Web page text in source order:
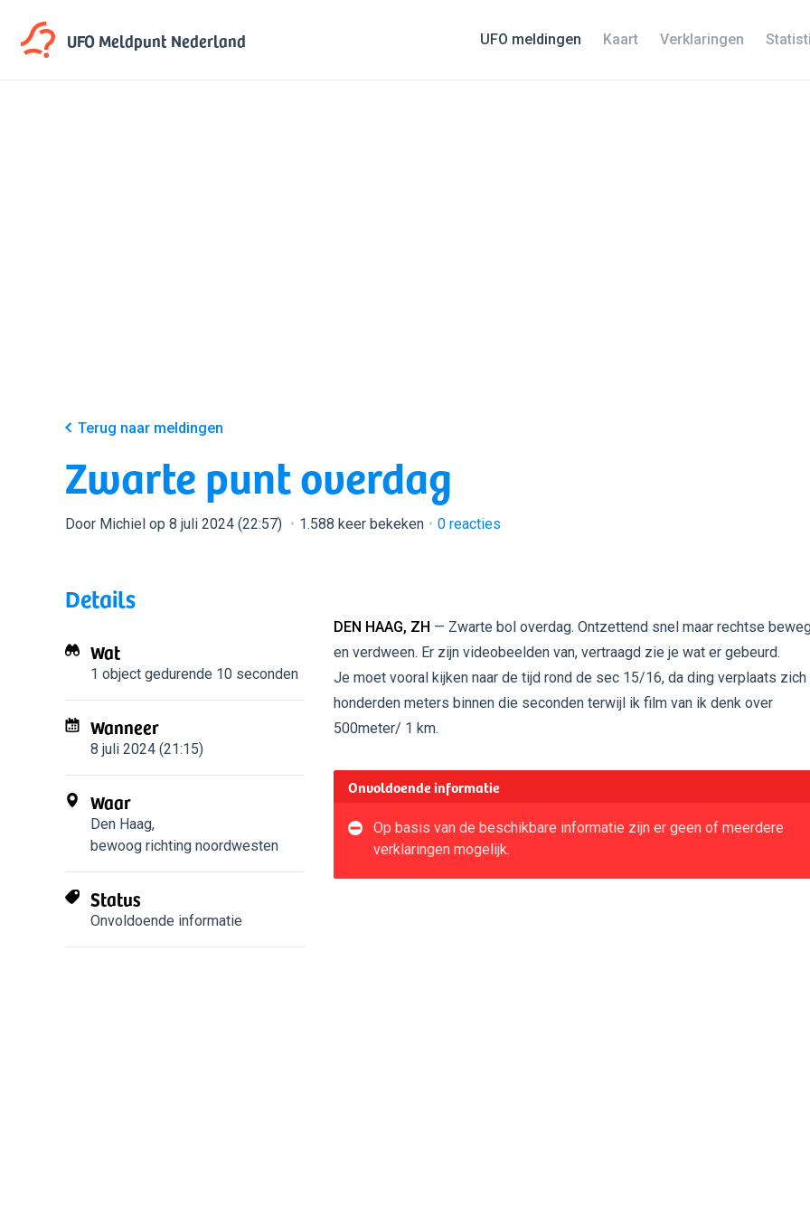
UFO MeldpuntNederland UFO meldingen Kaart Verklaringen
Terug naar meldingen
Zwarte punt overdag
Door Michiel op 8 juli 2024 (22:57) 1.588 keer bekeken 0 reacties
Details
Wat
1 object gedurende 10 seconden
Wanneer
8 juli 2024 (21:15)
Waar
Den Haag,
bewoog richting noordwesten
Status
Onvoldoende informatie
DEN HAAG, ZH — Zwarte bol overdag. Ontzettend snel maar rechtse
en verdween. Er zijn videobeelden van, vertraagd zie je wat er gebeurd.
Je moet vooral kijken naar de tijd rond de sec 15/16, da ding verplaats zich
honderden meters binnen die seconden terwijl ik film van ik denk over
500meter/ 1 km.
Onvoldoende informatie
Op basis van de beschikbare informatie zijn er geen of meerdere
verklaringen mogelijk.